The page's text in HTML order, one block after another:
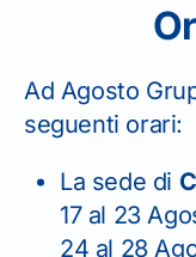
e
Ad Agosto
seguenti orari:
La sede di
17 al 23
24 al 28